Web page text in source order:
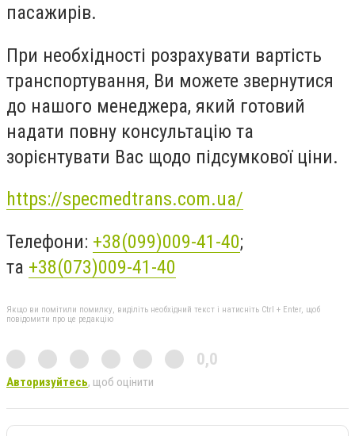
пасажирів.
При необхідності розрахувати вартість
транспортування, Ви можете звернутися
до нашого менеджера, який готовий
надати повну консультацію та
зорієнтувати Вас щодо підсумкової ціни.
https://specmedtrans.com.ua/
Телефони: +38(099)009-41-40;
та +38(073)009-41-40
Якщо ви помітили помилку, виділіть необхідний текст і натисніть Ctrl + Enter, щоб
повідомити про це редакцію
0,0
Авторизуйтесь, щоб оцінити